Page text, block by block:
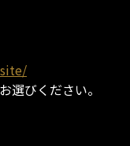
選びください。